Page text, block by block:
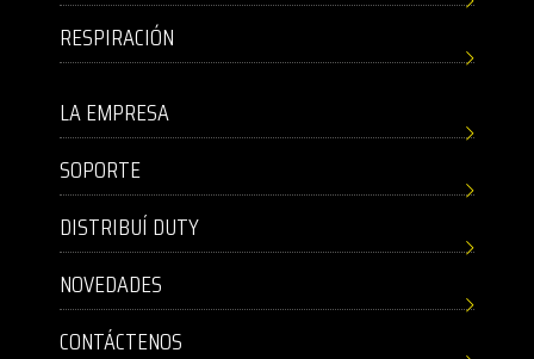
RESPIRACIÓN
LA EMPRESA
SOPORTE
DISTRIBUÍ DUTY
NOVEDADES
CONTÁCTENOS